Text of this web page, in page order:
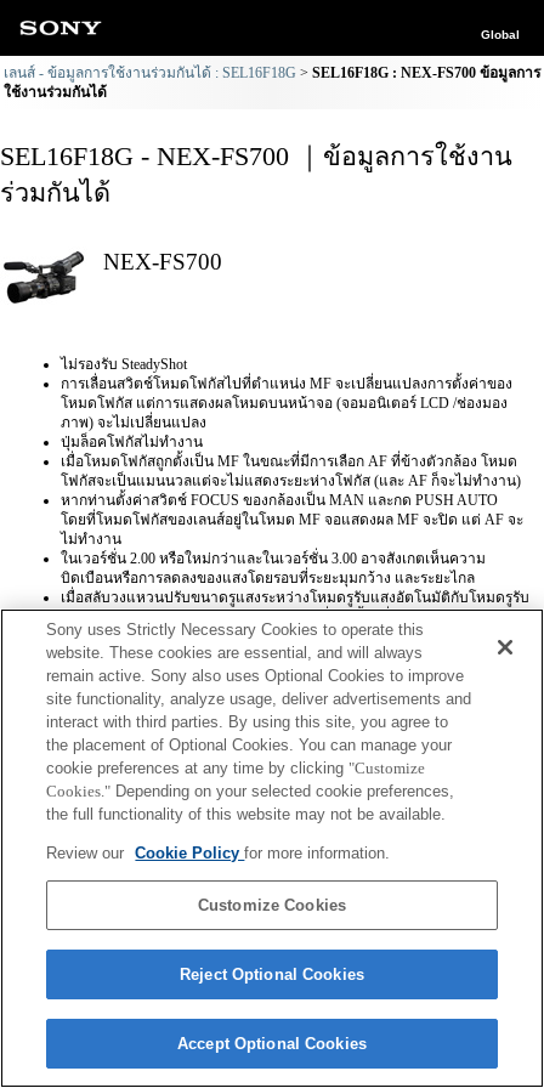
Global
เลนส์ - ข้อมูลการใช้งานร่วมกันได้ : SEL16F18G
SEL16F18G : NEX-FS700 ข้อมูลการ
ใช้งานร่วมกันได้
SEL16F18G - NEX-FS700 ｜ข้อมูลการใช้งาน
ร่วมกันได้
NEX-FS700
ไม่รองรับ SteadyShot
การเลื่อนสวิตช์โหมดโฟกัสไปที่ตำแหน่ง MF จะเปลี่ยนแปลงการตั้งค่าของ
โหมดโฟกัส แต่การแสดงผลโหมดบนหน้าจอ (จอมอนิเตอร์ LCD /ช่องมอง
ภาพ) จะไม่เปลี่ยนแปลง
ปุ่มล็อคโฟกัสไม่ทำงาน
เมื่อโหมดโฟกัสถูกตั้งเป็น MF ในขณะที่มีการเลือก AF ที่ข้างตัวกล้อง โหมด
โฟกัสจะเป็นแมนนวลแต่จะไม่แสดงระยะห่างโฟกัส (และ AF ก็จะไม่ทำงาน)
หากท่านตั้งค่าสวิตช์ FOCUS ของกล้องเป็น MAN และกด PUSH AUTO
โดยที่โหมดโฟกัสของเลนส์อยู่ในโหมด MF จอแสดงผล MF จะปิด แต่ AF จะ
ไม่ทำงาน
ในเวอร์ชั่น 2.00 หรือใหม่กว่าและในเวอร์ชั่น 3.00 อาจสังเกตเห็นความ
บิดเบือนหรือการลดลงของแสงโดยรอบที่ระยะมุมกว้าง และระยะไกล
เมื่อสลับวงแหวนปรับขนาดรูแสงระหว่างโหมดรูรับแสงอัตโนมัติกับโหมดรูรับ
การโฟกัสอาจถูกรีเซ็ต คุณสามารถใช้งานได้ด้วยการอัพเกรดซอฟต์แวร์ระบบ
ของกล้องเป็นเวอร์ชั่น 2.1 หรือใหม่กว่า (ยกเว้นเวอร์ชั่น 3:00)
เมื่อถ่ายภาพในโหมดรูรับแสงแบบกำหนดเอง ชื่อเลนส์ Exif และรูรับแสงกว้าง
สุดจะถูกบันทึกไม่ถูกต้อง คุณสามารถใช้งานได้ด้วยการอัพเกรดซอฟต์แวร์
ระบบของกล้องเป็นเวอร์ชั่น 2.1 หรือใหม่กว่า (ยกเว้นเวอร์ชั่น 3:00)
ในโหมดรูรับแสงแบบกำหนดเอง ค่ารูรับแสงคือค่าที่ตั้งด้วยวงแหวนปรับ
ขนาดรูแสงโดยไม่คำนึงถึงโหมดการรับแสง คุณสามารถใช้งานได้ด้วยการ
อัพเกรดซอฟต์แวร์ระบบของกล้องเป็นเวอร์ชั่น 2.1 หรือใหม่กว่า (ยกเว้น
เวอร์ชั่น 3:00)
Terms of Use Contact Us
Sony uses Strictly Necessary Cookies to operate this
website. These cookies are essential, and will always
remain active. Sony also uses Optional Cookies to improve
site functionality, analyze usage, deliver advertisements and
interact with third parties. By using this site, you agree to
the placement of Optional Cookies. You can manage your
cookie preferences at any time by clicking "Customize
Cookies." Depending on your selected cookie preferences,
the full functionality of this website may not be available.
Review our Cookie Policyfor more information.
Customize Cookies
Reject Optional Cookies
Accept Optional Cookies